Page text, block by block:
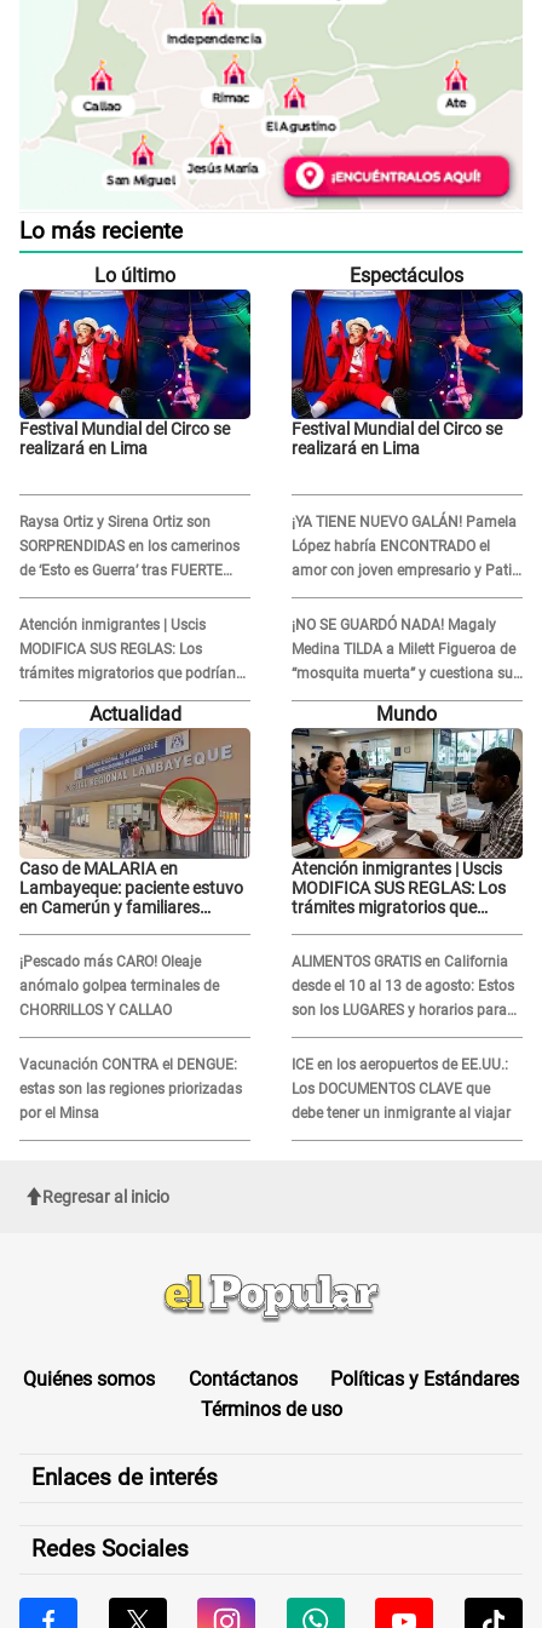
Lo más reciente
Lo último
Festival Mundial del Circo se
realizará en Lima
Raysa Ortiz y Sirena Ortiz son
SORPRENDIDAS en los camerinos
de ‘Esto es Guerra’ tras FUERTE
ENFRENTAMIENTO con Gabriel
Moisés: “Gracias”
Atención inmigrantes | Uscis
MODIFICA SUS REGLAS: Los
trámites migratorios que podrían
necesitar tu prueba de ADN
Espectáculos
Festival Mundial del Circo se
realizará en Lima
¡YA TIENE NUEVO GALÁN! Pamela
López habría ENCONTRADO el
amor con joven empresario y Pati
Lorena la ECHA en VIVO
¡NO SE GUARDÓ NADA! Magaly
Medina TILDA a Milett Figueroa de
“mosquita muerta” y cuestiona su
RECONCILIACIÓN con Marcelo
Tinelli en TV argentina
Actualidad
Caso de MALARIA en
Lambayeque: paciente estuvo
en Camerún y familiares
¡Pescado más CARO! Oleaje
anómalo golpea terminales de
CHORRILLOS Y CALLAO
Vacunación CONTRA el DENGUE:
estas son las regiones priorizadas
por el Minsa
Mundo
Atención inmigrantes | Uscis
MODIFICA SUS REGLAS: Los
trámites migratorios que
ALIMENTOS GRATIS en California
desde el 10 al 13 de agosto: Estos
son los LUGARES y horarios para
recibir la ayuda
ICE en los aeropuertos de EE.UU.:
Los DOCUMENTOS CLAVE que
debe tener un inmigrante al viajar
Regresar al inicio
Quiénes somos Contáctanos
Políticas y Estándares
Términos de uso
Enlaces de interés
Redes Sociales